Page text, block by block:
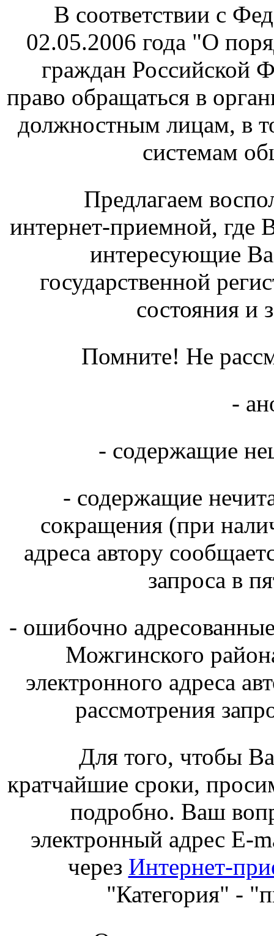
В соответствии с
02.05.2006 года "О
граждан Российской
право обращаться в
должностным лицам, в
системам
Предлагаем
интернет-приемной, где
интересующие
государственной
состояния и
Помните! Не
-
- содержащие
- содержащие
сокращения (при
адреса автору
запроса в
- ошибочно
Можгинского
электронного адреса
рассмотрения
Для того, чтобы
кратчайшие сроки,
подробно. Ваш
электронный адрес E-
через Интернет-
"Категория" -